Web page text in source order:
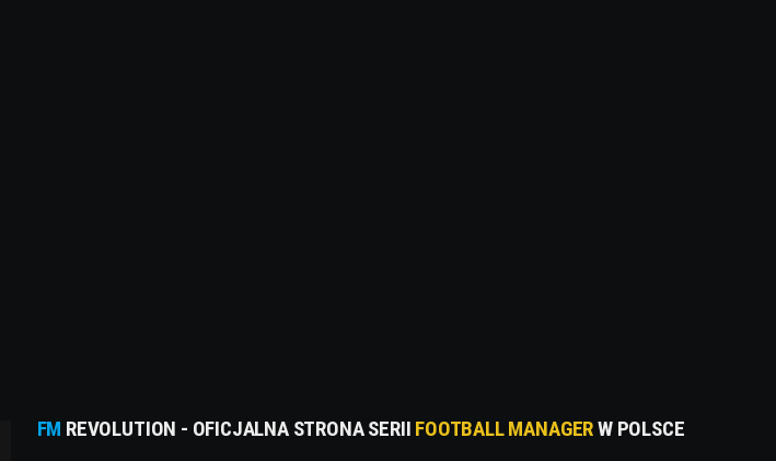
FM REVOLUTION - OFICJALNA STRONA SERII FOOTBALL MANAGERW POLSCE